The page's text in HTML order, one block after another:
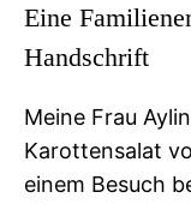
Eine
Handschrift
Meine Frau
Karottensalat
einem Besuch